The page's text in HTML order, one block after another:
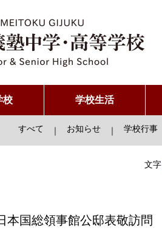
校 学校生活
すべて ｜ お知らせ ｜ 学校行事
文字
本国総領事館公邸表敬訪問